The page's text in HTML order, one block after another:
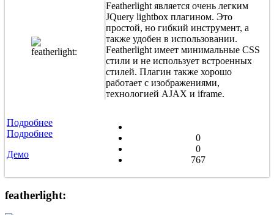
Featherlight является очень легким
JQuery lightbox плагином. Это
простой, но гибкий инструмент, а
также удобен в использовании.
Featherlight имеет минимальные CSS
стили и не использует встроенных
стилей. Плагин также хорошо
работает с изображениями,
технологией AJAX и iframe.
Подробнее
Подробнее
Демо
0
0
767
featherlight: